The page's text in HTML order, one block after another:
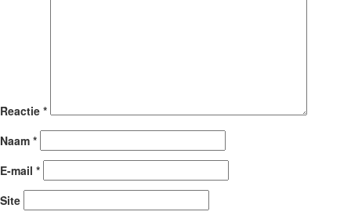
Reactie *
Naam *
E-mail *
Site